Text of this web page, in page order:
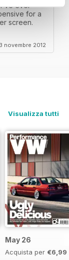
I've ever
for a
screen.
novembre 2012
Visualizza tutti
May 26
Acquista per €6,99